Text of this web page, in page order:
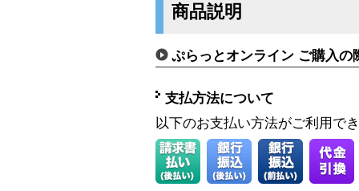
商品説明
ぷらっとオンライン ご購入の
支払方法について
以下のお支払い方法がご利用で